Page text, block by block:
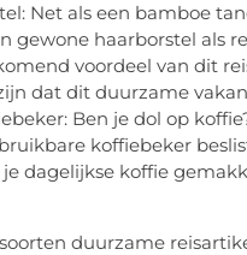
Net als een bamboe
gewone haarborstel als
voordeel van dit
dat dit duurzame
Ben je dol op
koffiebeker
dagelijkse koffie
duurzame